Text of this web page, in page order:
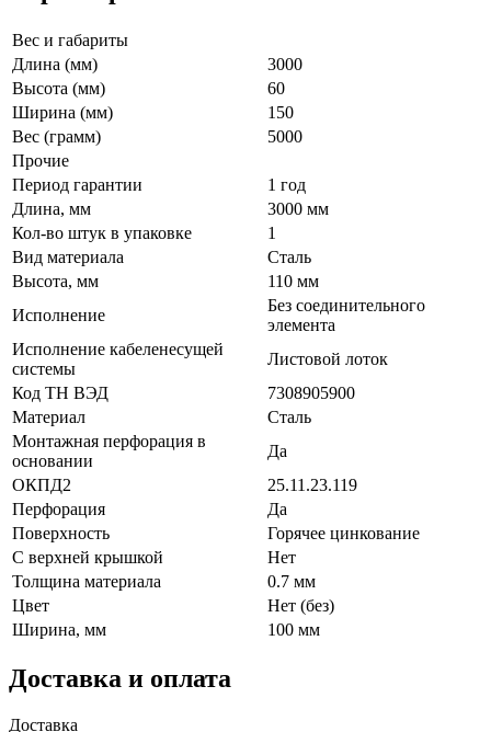
Вес и габариты
Длина (мм)
3000
Высота (мм)
60
Ширина (мм)
150
Вес (грамм)
5000
Прочие
Период гарантии
1 год
Длина, мм
3000 мм
Кол-во штук в упаковке
1
Вид материала
Сталь
Высота, мм
110 мм
Исполнение
Без соединительного
элемента
Исполнение кабеленесущей
системы
Листовой лоток
Код ТН ВЭД
7308905900
Материал
Сталь
Монтажная перфорация в
основании
Да
ОКПД2
25.11.23.119
Перфорация
Да
Поверхность
Горячее цинкование
С верхней крышкой
Нет
Толщина материала
0.7 мм
Цвет
Нет (без)
Ширина, мм
100 мм
Доставка и оплата
Доставка